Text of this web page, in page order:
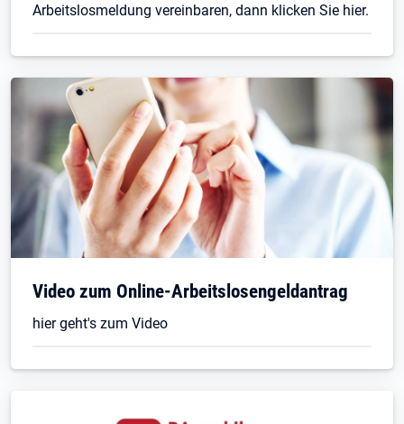
Arbeitslosmeldung vereinbaren, dann klicken Sie hier.
Video zum Online-Arbeitslosengeldantrag
hier geht's zum Video